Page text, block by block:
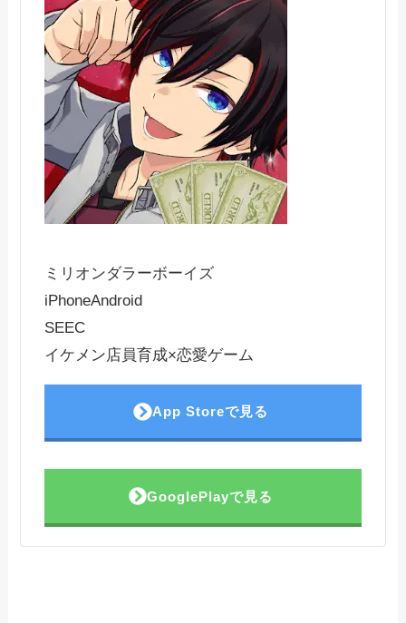
ミリオンダラーボーイズ
iPhoneAndroid
SEEC
イケメン店員育成×恋愛ゲーム
App Storeで見る
GooglePlayで見る